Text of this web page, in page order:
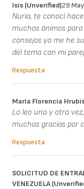
Isis (unverified)29
Nuria, te conocí
muchos ánimos
consejos ya me he
del tema con mi
Respuesta
María Florencia
Lo leo una y otra
muchas gracias por
Respuesta
SOLICITUD DE
VENEZUELA